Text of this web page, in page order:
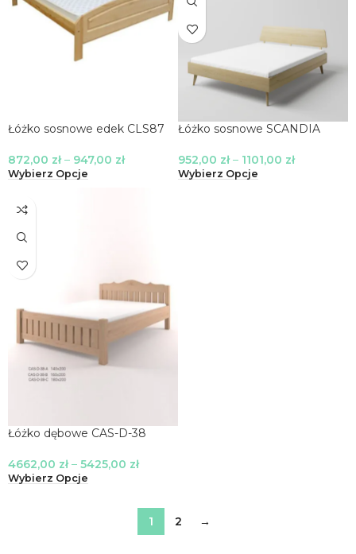
Łóżko sosnowe edek CLS87
872,00 zł– 947,00 zł
Wybierz Opcje
Łóżko sosnowe SCANDIA
952,00 zł– 1101,00 zł
Wybierz Opcje
Łóżko dębowe CAS-D-38
4662,00 zł– 5425,00 zł
Wybierz Opcje
1 2 →